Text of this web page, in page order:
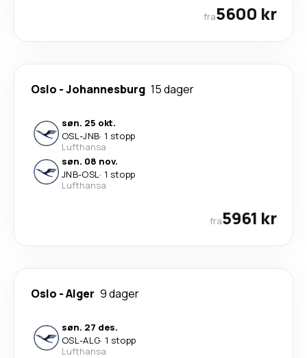
fra5600 kr
Oslo -Johannesburg 15 dager
søn. 25 okt.
OSL-JNB· 1 stopp
Lufthansa
søn. 08 nov.
JNB-OSL· 1 stopp
Lufthansa
fra5961 kr
Oslo -Alger 9 dager
søn. 27 des.
OSL-ALG· 1 stopp
Lufthansa